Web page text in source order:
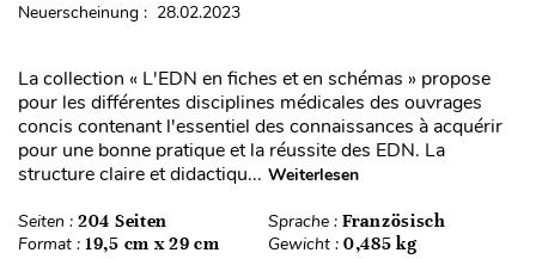
Neuerscheinung : 28.02.2023
La collection « L'EDN en fiches et en schémas » propose
pour les différentes disciplines médicales des ouvrages
concis contenant l'essentiel des connaissances à acquérir
pour une bonne pratique et la réussite des EDN. La
structure claire et didactiqu... Weiterlesen
Seiten : 204 Seiten Sprache : Französisch
Format : 19,5 cm x 29 cm Gewicht : 0,485 kg